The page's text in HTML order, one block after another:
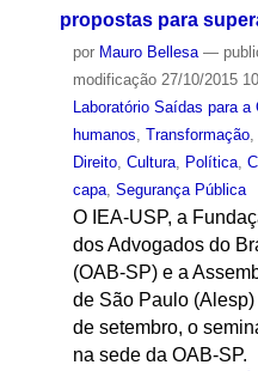
propostas para
por Mauro Bellesa —
modificação27/10/2015
Laboratório Saídas para a
humanos Transformação,
Direito, Cultura, Política,
capa, Segurança Pública
O IEA-USP, a
dos Advogados do
(OAB-SP) e a
de São Paulo
de setembro, o
na sede da OAB-SP.